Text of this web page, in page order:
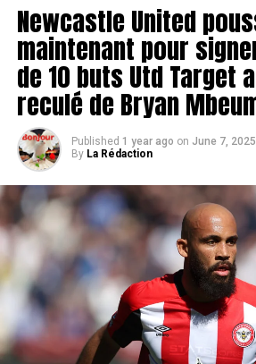
Newcastle United
maintenant pour
de 10 buts Utd Target
reculé de Bryan
Published 1 year ago on June 7, 2025
By La Rédaction